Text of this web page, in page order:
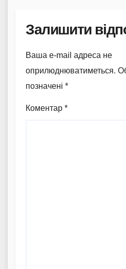
Залишити
Ваша e-mail адреса не
оприлюднюватиметься.
позначені *
Коментар *